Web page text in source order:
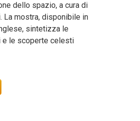
dello spazio, a cura di
La mostra, disponibile in
sintetizza le
e le scoperte celesti